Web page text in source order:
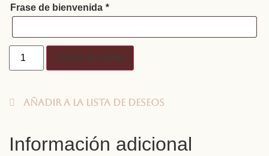
Frase de bienvenida *
Añadir al carrito
Añadir a la lista de deseos
Información adicional